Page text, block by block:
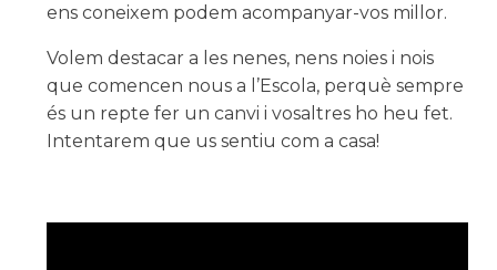
ens coneixem podem acompanyar-vos millor.
Volem destacar a les nenes, nens noies i nois
que comencen nous a l’Escola, perquè sempre
és un repte fer un canvi i vosaltres ho heu fet.
Intentarem que us sentiu com a casa!